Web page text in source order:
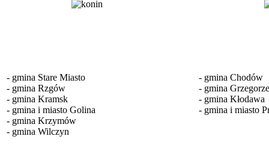
- gmina Stare Miasto
- gmina Rzgów
- gmina Kramsk
- gmina i miasto Golina
- gmina Krzymów
- gmina Wilczyn
- gmina Chodów
- gmina
- gmina Kłodawa
- gmina i miasto